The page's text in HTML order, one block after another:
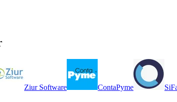
Ziur Software ContaPyme